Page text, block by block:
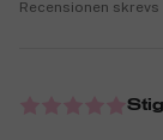
Recensionen